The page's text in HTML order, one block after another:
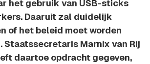
het gebruik van USB-sticks
Daaruit zal duidelijk
of het beleid moet worden
Staatssecretaris Marnix van Rij
daartoe opdracht gegeven,